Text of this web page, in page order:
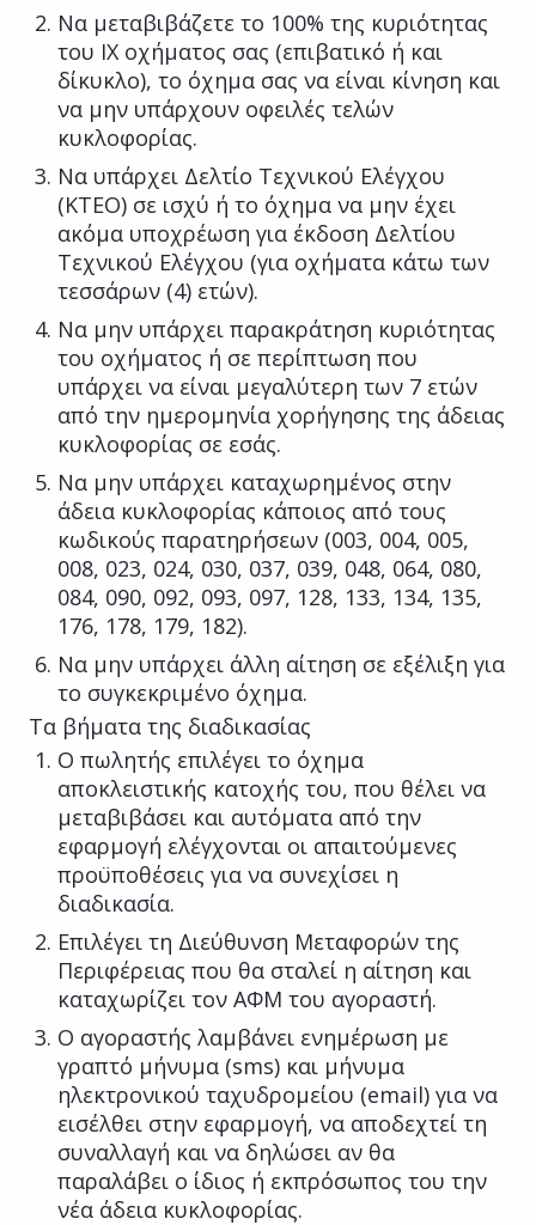
Να μεταβιβάζετε το 100% της κυριότητας
του ΙΧ οχήματος σας (επιβατικό ή και
δίκυκλο), το όχημα σας να είναι κίνηση και
να μην υπάρχουν οφειλές τελών
κυκλοφορίας.
Να υπάρχει Δελτίο Τεχνικού Ελέγχου
(ΚΤΕΟ) σε ισχύ ή το όχημα να μην έχει
ακόμα υποχρέωση για έκδοση Δελτίου
Τεχνικού Ελέγχου (για οχήματα κάτω των
τεσσάρων (4) ετών).
Να μην υπάρχει παρακράτηση κυριότητας
του οχήματος ή σε περίπτωση που
υπάρχει να είναι μεγαλύτερη των 7 ετών
από την ημερομηνία χορήγησης της άδειας
κυκλοφορίας σε εσάς.
Να μην υπάρχει καταχωρημένος στην
άδεια κυκλοφορίας κάποιος από τους
κωδικούς παρατηρήσεων (003, 004, 005,
008, 023, 024, 030, 037, 039, 048, 064, 080,
084, 090, 092, 093, 097, 128, 133, 134, 135,
176, 178, 179, 182).
Να μην υπάρχει άλλη αίτηση σε εξέλιξη για
το συγκεκριμένο όχημα.
Τα βήματα της διαδικασίας
Ο πωλητής επιλέγει το όχημα
αποκλειστικής κατοχής του, που θέλει να
μεταβιβάσει και αυτόματα από την
εφαρμογή ελέγχονται οι απαιτούμενες
προϋποθέσεις για να συνεχίσει η
διαδικασία.
Επιλέγει τη Διεύθυνση Μεταφορών της
Περιφέρειας που θα σταλεί η αίτηση και
καταχωρίζει τον ΑΦΜ του αγοραστή.
Ο αγοραστής λαμβάνει ενημέρωση με
γραπτό μήνυμα (sms) και μήνυμα
ηλεκτρονικού ταχυδρομείου (email) για να
εισέλθει στην εφαρμογή, να αποδεχτεί τη
συναλλαγή και να δηλώσει αν θα
παραλάβει ο ίδιος ή εκπρόσωπος του την
νέα άδεια κυκλοφορίας.